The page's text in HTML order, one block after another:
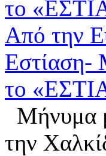
Από την
Εστίαση-
το
Μήνυμα
την